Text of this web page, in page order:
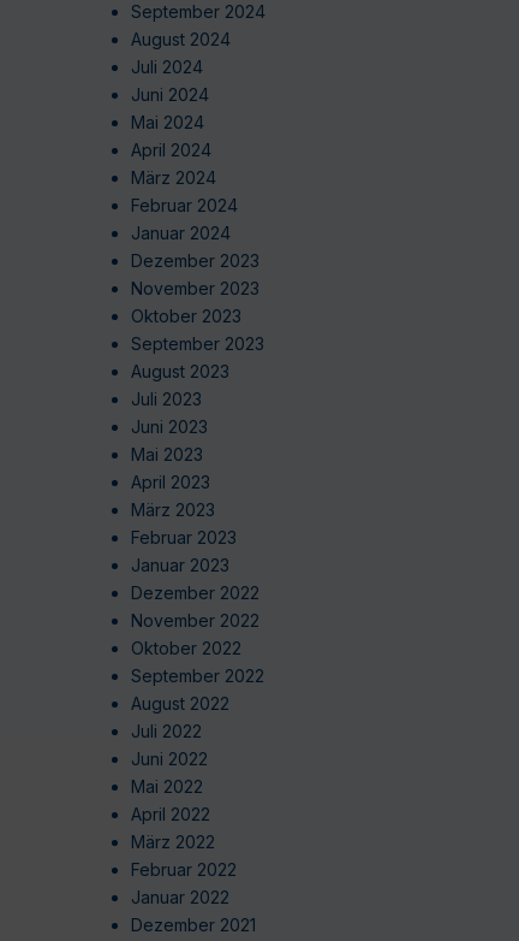
September 2024
August 2024
Juli 2024
Juni 2024
Mai 2024
April 2024
März 2024
Februar 2024
Januar 2024
Dezember 2023
November 2023
Oktober 2023
September 2023
August 2023
Juli 2023
Juni 2023
Mai 2023
April 2023
März 2023
Februar 2023
Januar 2023
Dezember 2022
November 2022
Oktober 2022
September 2022
August 2022
Juli 2022
Juni 2022
Mai 2022
April 2022
März 2022
Februar 2022
Januar 2022
Dezember 2021